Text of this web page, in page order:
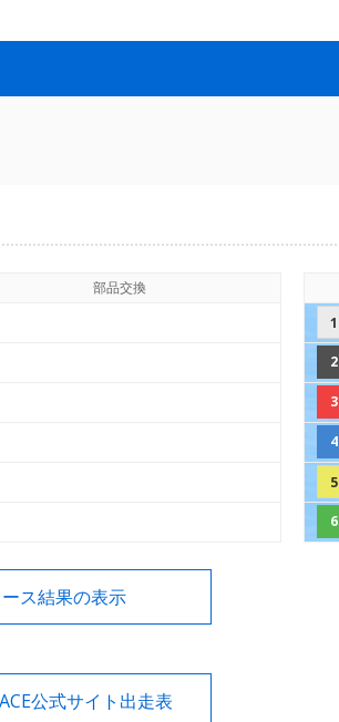
部品交換
1
2
3
4
5
6
ス結果の表示
公式サイト出走表